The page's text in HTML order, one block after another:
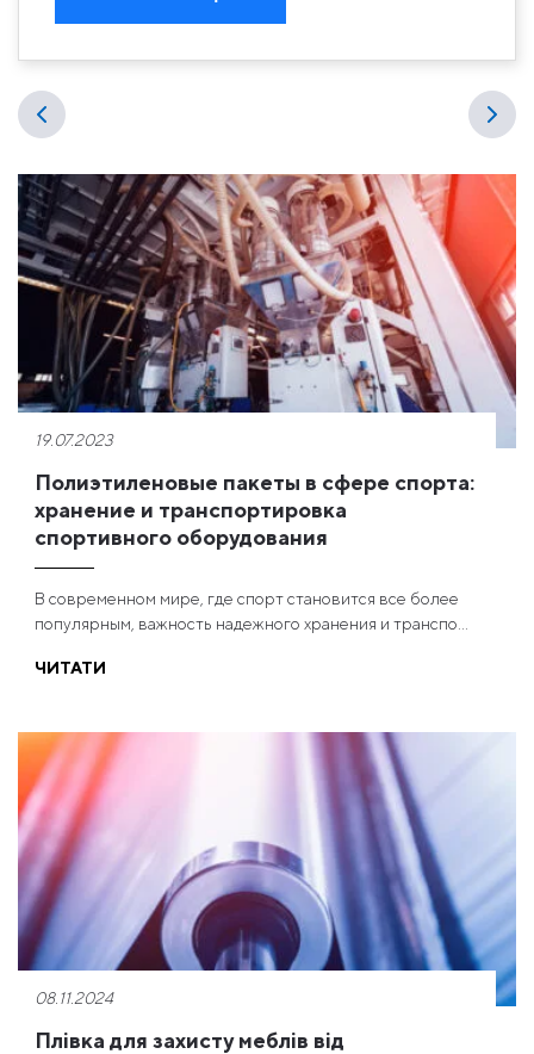
19.07.2023
Полиэтиленовые пакеты в сфере спорта:
хранение и транспортировка
спортивного оборудования
В современном мире, где спорт становится все более
популярным, важность надежного хранения и транспо...
ЧИТАТИ
08.11.2024
Плівка для захисту меблів від